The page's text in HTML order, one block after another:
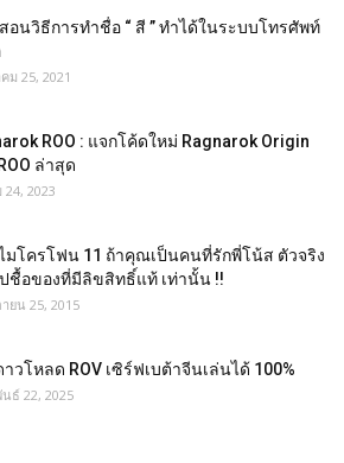
สอนวิธีการทำชื่อ “ สี ” ทำได้ในระบบโทรศัพท์
ม 25, 2021
ROO : แจกโค้ดใหม่ Ragnarok Origin
ล่าสุด
24, 2023
มโครโฟน 11 ถ้าคุณเป็นคนที่รักพี่โน้ส ตัวจริง
ชื้อของที่มีลิขสิทธิ์แท้ เท่านั้น !!
ยน 25, 2015
วโหลด ROV เซิร์ฟเบต้าจีนเล่นได้ 100%
ธ์ 22, 2025